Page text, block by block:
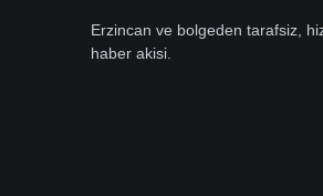
Erzincan ve bolgeden tarafsiz,
haber akisi.